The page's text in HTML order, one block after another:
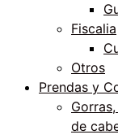
Fiscalia
Otros
Prendas y
de